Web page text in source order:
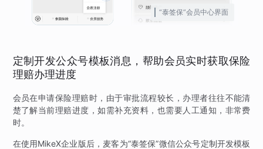
“泰签保”会员中心界面
定制开发公众号模板消息，帮助会员实时获取保险
理赔办理进度
会员在申请保险理赔时，由于审批流程较长，办理者往往不能清
楚了解当前理赔进度，如需补充资料，也需要人工通知，非常费
时。
在使用MikeX企业版后，麦客为“泰签保”微信公众号定制开发模板